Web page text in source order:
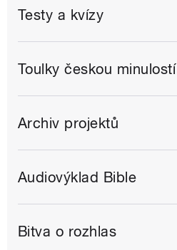
Testy a kvízy
Toulky českou minulostí
Archiv projektů
Audiovýklad Bible
Bitva o rozhlas